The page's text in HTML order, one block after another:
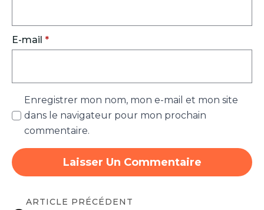
E-mail *
Enregistrer mon nom, mon e-mail et mon site
dans le navigateur pour mon prochain
commentaire.
ARTICLE PRÉCÉDENT